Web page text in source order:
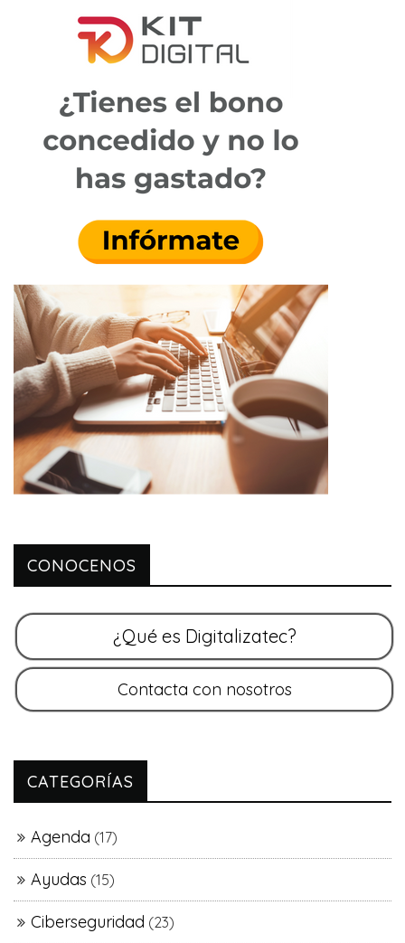
CONOCENOS
CATEGORÍAS
Agenda (17)
Ayudas (15)
Ciberseguridad (23)